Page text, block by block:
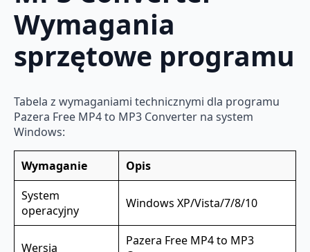
Wymagania
sprzętowe programu
Tabela z wymaganiami technicznymi dla programu
Pazera Free MP4 to MP3 Converter na system
Windows:
Wymaganie
Opis
System
operacyjny
Windows XP/Vista/7/8/10
Wersja
Pazera Free MP4 to MP3